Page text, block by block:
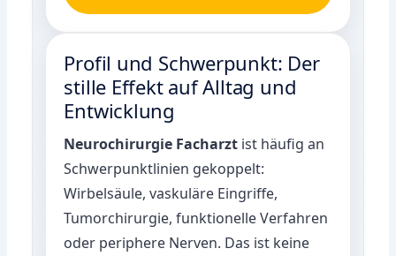
Profil und Schwerpunkt: Der
stille Effekt auf Alltag und
Entwicklung
Neurochirurgie Facharzt ist häufig an
Schwerpunktlinien gekoppelt:
Wirbelsäule, vaskuläre Eingriffe,
Tumorchirurgie, funktionelle Verfahren
oder periphere Nerven. Das ist keine